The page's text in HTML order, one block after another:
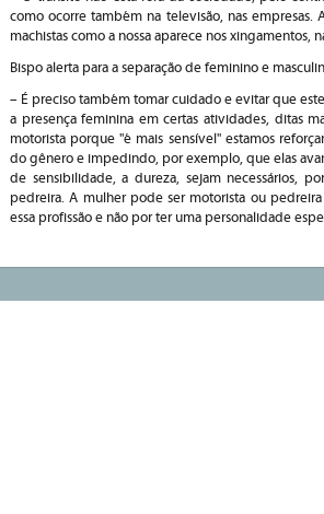
como ocorre também na televisão, nas
machistas como a nossa aparece nos xingamentos,
Bispo alerta para a separação de feminino e
– É preciso também tomar cuidado e evitar que
a presença feminina em certas atividades, ditas
motorista porque "é mais sensível" estamos
do gênero e impedindo, por exemplo, que elas
de sensibilidade, a dureza, sejam necessários,
pedreira. A mulher pode ser motorista ou
essa profissão e não por ter uma personalidade